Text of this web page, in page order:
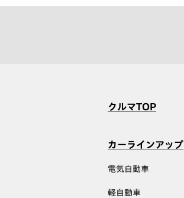
クルマTOP
カーラインアップ
電気自動車
軽自動車